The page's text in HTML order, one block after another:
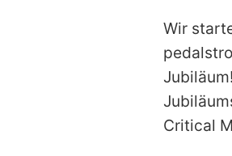
Wir
Critical